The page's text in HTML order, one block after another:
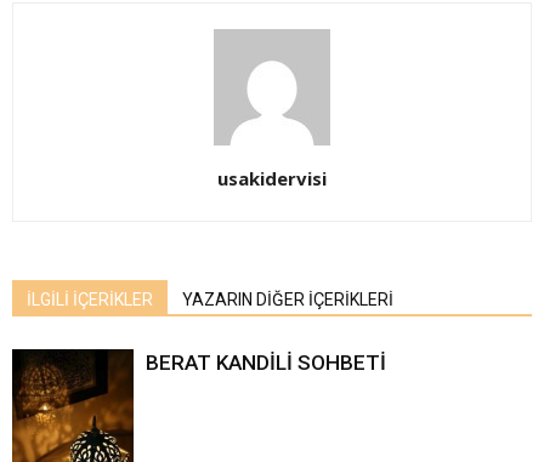
usakidervisi
İLGİLİ İÇERİKLER YAZARIN DİĞER İÇERİKLERİ
BERAT KANDİLİ SOHBETİ